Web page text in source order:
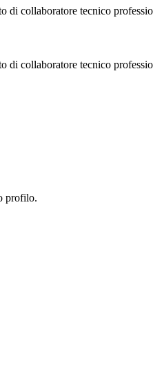
di collaboratore tecnico
di collaboratore tecnico
profilo.